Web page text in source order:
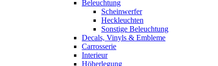
Beleuchtung
Scheinwerfer
Heckleuchten
Sonstige Beleuchtung
Decals, Vinyls & Embleme
Carrosserie
Interieur
Höherlegung